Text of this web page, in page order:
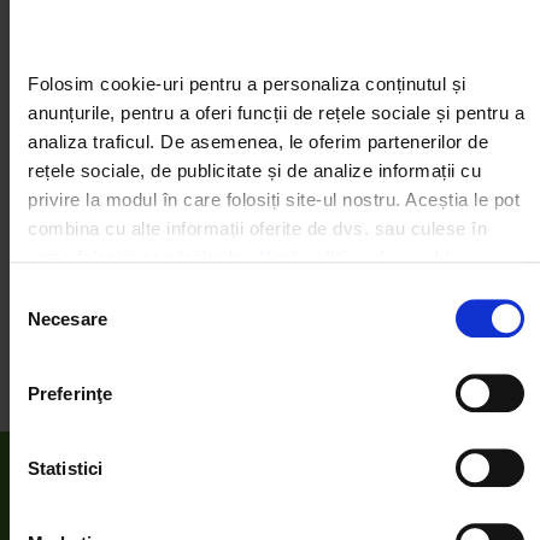
Folosim cookie-uri pentru a personaliza conținutul și
anunțurile, pentru a oferi funcții de rețele sociale și pentru a
analiza traficul. De asemenea, le oferim partenerilor de
rețele sociale, de publicitate și de analize informații cu
privire la modul în care folosiți site-ul nostru. Aceștia le pot
combina cu alte informații oferite de dvs. sau culese în
process your information.
consimțământului
Necesare
Preferinţe
Statistici
la fiecare editie a zilei de curatenie.
Multumim pentru sustinere.
SHARE:
ANTERIOR URMATOR